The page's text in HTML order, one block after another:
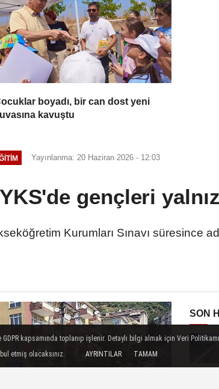
boyadı, bir can dost yeni
kavuştu
Yayınlanma: 20 Haziran 2026 - 12:03
gençleri
Kurumları Sınavı süresince
SON
kapsamında toplanıp işlenir. Detaylı bilgi almak için Veri
etmiş olacaksınız.
AYRINTILAR TAMAM